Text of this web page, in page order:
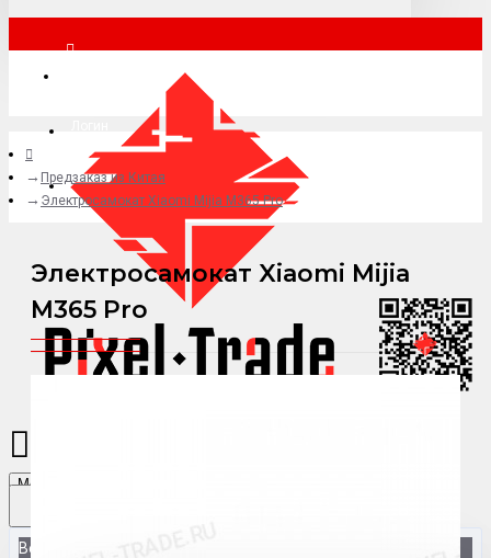
+7 (495) 015-41-41
Menu
Везде
Предзаказ из Китая
Электросамокат Xiaomi Mijia M365 Pro
Электросамокат Xiaomi Mijia
M365 Pro